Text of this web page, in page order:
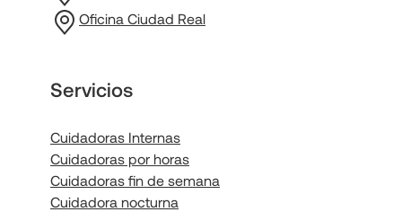
Oficina Ciudad Real
Servicios
Cuidadoras Internas
Cuidadoras por horas
Cuidadoras fin de semana
Cuidadora nocturna